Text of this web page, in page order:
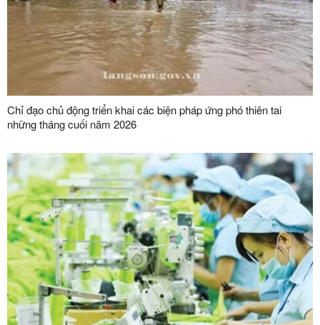
Chỉ đạo chủ động triển khai các biện pháp ứng phó thiên tai
những tháng cuối năm 2026